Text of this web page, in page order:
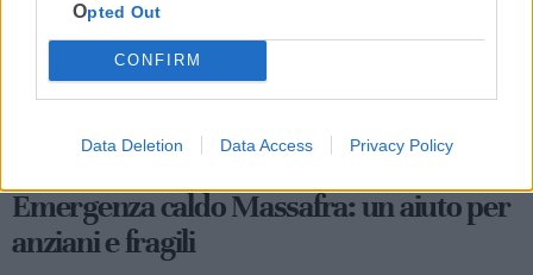
Opted Out
CONFIRM
Data Deletion Data Access Privacy Policy
Emergenza caldo Massafra: un aiuto per
anziani e fragili